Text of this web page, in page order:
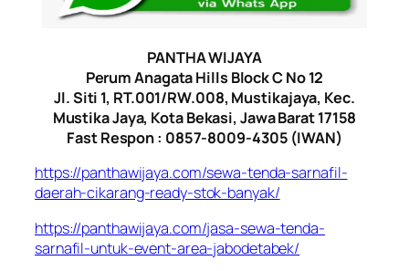
PANTHA WIJAYA
Perum Anagata Hills Block C No 12
Jl. Siti 1, RT.001/RW.008, Mustikajaya, Kec.
Mustika Jaya, Kota Bekasi, Jawa Barat 17158
Fast Respon : 0857-8009-4305 (IWAN)
https://panthawijaya.com/sewa-tenda-sarnafil-
daerah-cikarang-ready-stok-banyak/
https://panthawijaya.com/jasa-sewa-tenda-
sarnafil-untuk-event-area-jabodetabek/